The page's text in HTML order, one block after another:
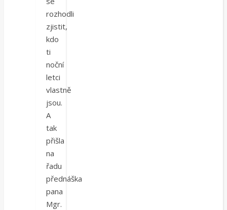
rozhodli
zjistit,
kdo
ti
noční
letci
vlastně
jsou.
A
tak
přišla
na
řadu
přednáška
pana
Mgr.